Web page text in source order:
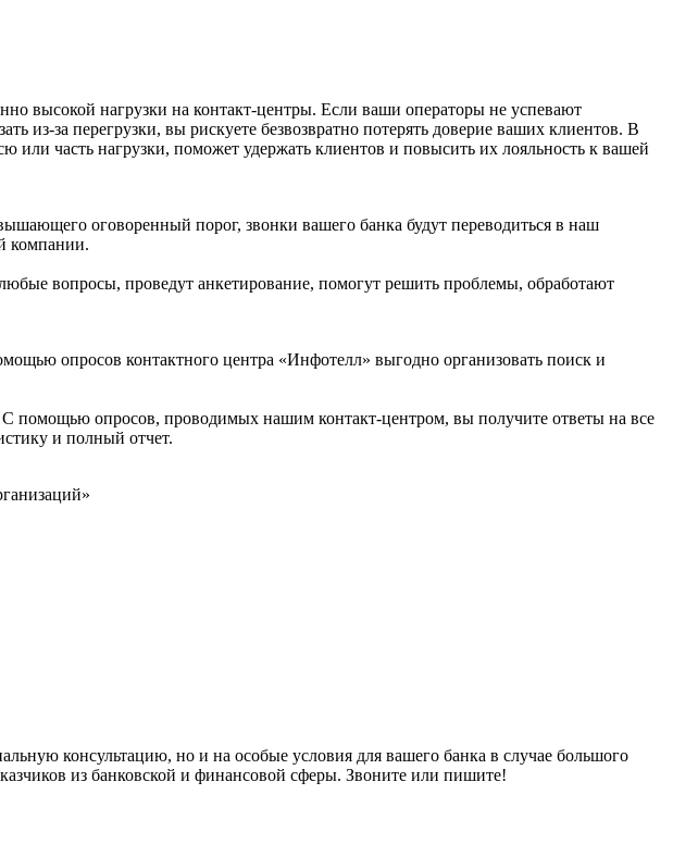
высокой нагрузки на контакт-центры. Если ваши операторы не успевают
из-за перегрузки, вы рискуете безвозвратно потерять доверие ваших клиентов. В
или часть нагрузки, поможет удержать клиентов и повысить их лояльность к вашей
оговоренный порог, звонки вашего банка будут переводиться в наш
компании.
вопросы, проведут анкетирование, помогут решить проблемы, обработают
опросов контактного центра «Инфотелл» выгодно организовать поиск и
помощью опросов, проводимых нашим контакт-центром, вы получите ответы на все
и полный отчет.
консультацию, но и на особые условия для вашего банка в случае большого
из банковской и финансовой сферы. Звоните или пишите!